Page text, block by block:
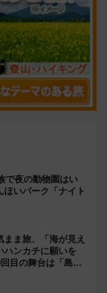
で夜の動物園はい
いパーク「ナイト
ま旅、「海が見え
ハンカチに願いを
目の舞台は「島原